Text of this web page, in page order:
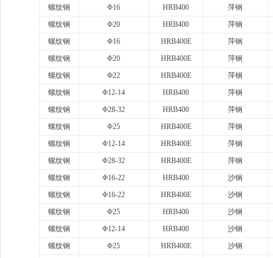
螺纹钢
Φ16 HRB400
萍钢
螺纹钢
Φ20 HRB400
萍钢
螺纹钢
Φ16 HRB400E
萍钢
螺纹钢
Φ20 HRB400E
萍钢
螺纹钢
Φ22 HRB400E
萍钢
螺纹钢
Φ12-14 HRB400
萍钢
螺纹钢
Φ28-32 HRB400
萍钢
螺纹钢
Φ25 HRB400E
萍钢
螺纹钢
Φ12-14 HRB400E
萍钢
螺纹钢
Φ28-32 HRB400E
萍钢
螺纹钢
Φ16-22 HRB400
沙钢
螺纹钢
Φ16-22 HRB400E
沙钢
螺纹钢
Φ25 HRB400
沙钢
螺纹钢
Φ12-14 HRB400
沙钢
螺纹钢
Φ25 HRB400E
沙钢